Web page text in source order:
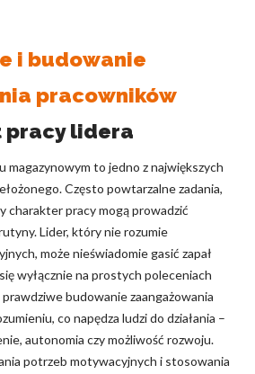
i budowanie
pracowników
pracy lidera
magazynowym to jedno z największych
Często powtarzalne zadania,
charakter pracy mogą prowadzić
Lider, który nie rozumie
może nieświadomie gasić zapał
wyłącznie na prostych poleceniach
budowanie zaangażowania
co napędza ludzi do działania –
autonomia czy możliwość rozwoju.
potrzeb motywacyjnych i stosowania